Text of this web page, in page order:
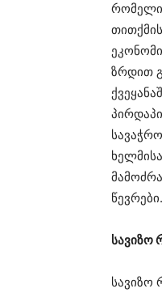
ზრდით
წევრები.
სავიზო
სავიზო